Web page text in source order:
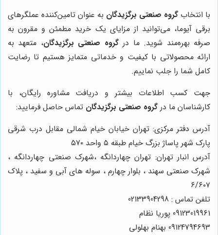
با انتخاب گروه صنعتی برگزیدگان به عنوان تامین‌کننده عملگرهای
برقی آیوما، می‌توانید از مزایای یک خرید مطمئن و مقرون به
صرفه بهره‌مند شوید. ما درگروه صنعتی برگزیدگان، متعهد به
ارائه محصولاتی با کیفیت و خدماتی متمایز هستیم تا رضایت
کامل شما را جلب نماییم.
جهت کسب اطلاعات بیشتر و دریافت مشاوره رایگان، با
کارشناسان ما در گروه صنعتی برگزیدگان تماس حاصل فرمایید:
آدرس دفتر مرکزی: تهران خیابان خیام شمالی مقابل درب شرقی
پارک شهر پاساژ بزرگ خیام طبقه ۵ واحد ۵۷۰
آدرس انبار تهران: تهران چهاردانگه ،شهرک صنعتی چهاردانگه ،
شهرک صنعتی سهند ، بلوار چهارم ، سوله های آبی و سفید ، پلاک
۶/۶۰۷
تلفن تماس : 02133904298
09123019961 پوریا نظام
09124794693 بهنام بهلولی